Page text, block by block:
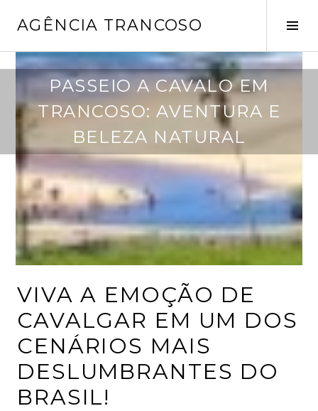
para
conteúdo
AGÊNCIA TRANCOSO
a
r
i
1
,
2
0
2
5
PASSEIO A CAVALO EM
TRANCOSO: AVENTURA E
BELEZA NATURAL
VIVA A EMOÇÃO DE
CAVALGAR EM UM DOS
CENÁRIOS MAIS
DESLUMBRANTES DO
BRASIL!